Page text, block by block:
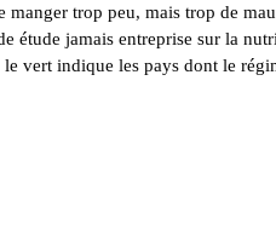
manger trop peu, mais trop de
étude jamais entreprise sur la
vert indique les pays dont le